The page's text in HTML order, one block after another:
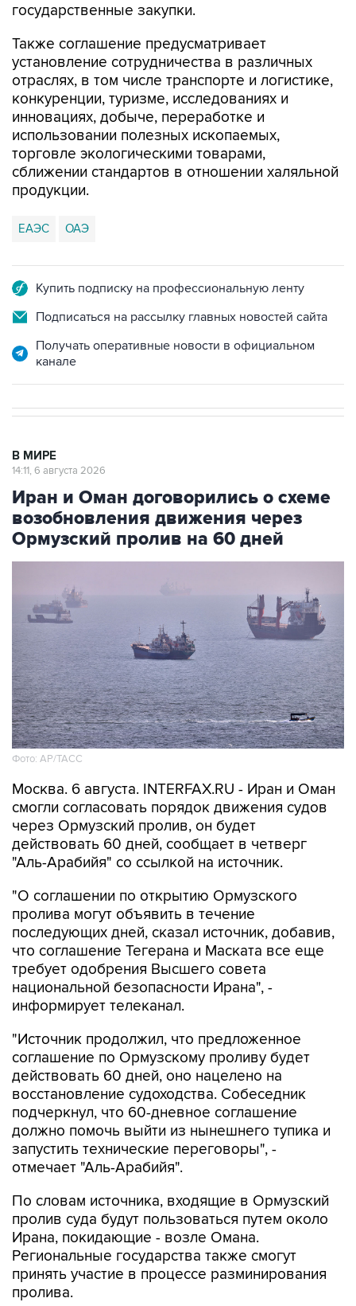
государственные закупки.
Также соглашение предусматривает
установление сотрудничества в различных
отраслях, в том числе транспорте и логистике,
конкуренции, туризме, исследованиях и
инновациях, добыче, переработке и
использовании полезных ископаемых,
торговле экологическими товарами,
сближении стандартов в отношении халяльной
продукции.
ЕАЭС ОАЭ
Купить подписку на профессиональную ленту
Подписаться на рассылку главных новостей сайта
Получать оперативные новости в официальном
канале
В МИРЕ
14:11, 6 августа 2026
Иран и Оман договорились о схеме
возобновления движения через
Ормузский пролив на 60 дней
Фото: AP/ТАСС
Москва. 6 августа. INTERFAX.RU - Иран и Оман
смогли согласовать порядок движения судов
через Ормузский пролив, он будет
действовать 60 дней, сообщает в четверг
"Аль-Арабийя" со ссылкой на источник.
"О соглашении по открытию Ормузского
пролива могут объявить в течение
последующих дней, сказал источник, добавив,
что соглашение Тегерана и Маската все еще
требует одобрения Высшего совета
национальной безопасности Ирана", -
информирует телеканал.
"Источник продолжил, что предложенное
соглашение по Ормузскому проливу будет
действовать 60 дней, оно нацелено на
восстановление судоходства. Собеседник
подчеркнул, что 60-дневное соглашение
должно помочь выйти из нынешнего тупика и
запустить технические переговоры", -
отмечает "Аль-Арабийя".
По словам источника, входящие в Ормузский
пролив суда будут пользоваться путем около
Ирана, покидающие - возле Омана.
Региональные государства также смогут
принять участие в процессе разминирования
пролива.